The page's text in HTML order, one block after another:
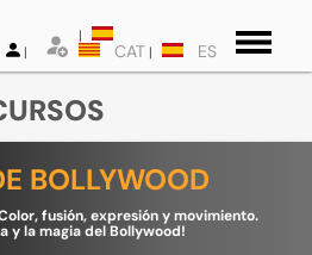
CAT ES
BOLLYWOOD
fusión, expresión y movimiento.
y la magia del Bollywood!